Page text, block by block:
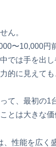
ん。
〜10,000円
では手を出し
的に見えて
て、最初の1
とは大きな価
、性能を広く